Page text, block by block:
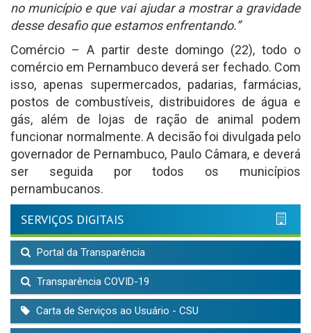
no município e que vai ajudar a mostrar a gravidade
desse desafio que estamos enfrentando.”
Comércio – A partir deste domingo (22), todo o
comércio em Pernambuco deverá ser fechado. Com
isso, apenas supermercados, padarias, farmácias,
postos de combustíveis, distribuidores de água e
gás, além de lojas de ração de animal podem
funcionar normalmente. A decisão foi divulgada pelo
governador de Pernambuco, Paulo Câmara, e deverá
ser seguida por todos os municípios
pernambucanos.
SERVIÇOS DIGITAIS
Portal da Transparência
Transparência COVID-19
Carta de Serviços ao Usuário - CSU